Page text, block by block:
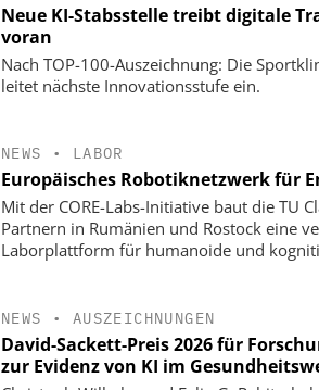
Neue KI-Stabsstelle treibt digitale
voran
Nach TOP-100-Auszeichnung: Die
leitet nächste Innovationsstufe ein.
NEWS • LABOR
Europäisches Robotiknetzwerk für
Mit der CORE-Labs-Initiative baut die TU
Partnern in Rumänien und Rostock eine
Laborplattform für humanoide und
NEWS • AUSZEICHNUNGEN
David-Sackett-Preis 2026 für
zur Evidenz von KI im